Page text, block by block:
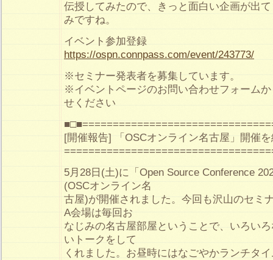
伝授してみたので、きっと面白い企画が出
みですね。
イベント参加登録
https://ospn.connpass.com/event/243773/
※セミナー発表者を募集しています。
※イベントページのお問い合わせフォーム
せください
[開催報告] 「OSCオンライン名古屋」開催
5月28日(土)に「Open Source Conference
(OSCオンライン名
古屋)が開催されました。今回も沢山のセミ
A会場は毎回お
なじみの名古屋部屋ということで、いろい
いトークをして
くれました。お昼時にはなごやかランチタ